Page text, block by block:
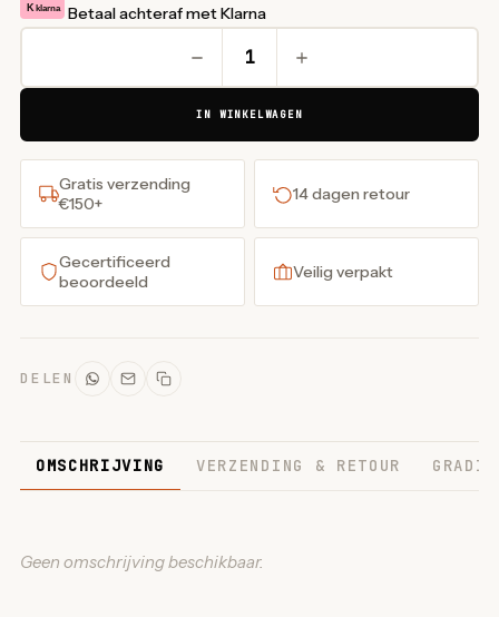
K klarna Betaal achteraf met Klarna
IN WINKELWAGEN
Gratis verzending
€150+
14 dagen retour
Gecertificeerd
beoordeeld
Veilig verpakt
DELEN
OMSCHRIJVING VERZENDING & RETOUR
Geen omschrijving beschikbaar.